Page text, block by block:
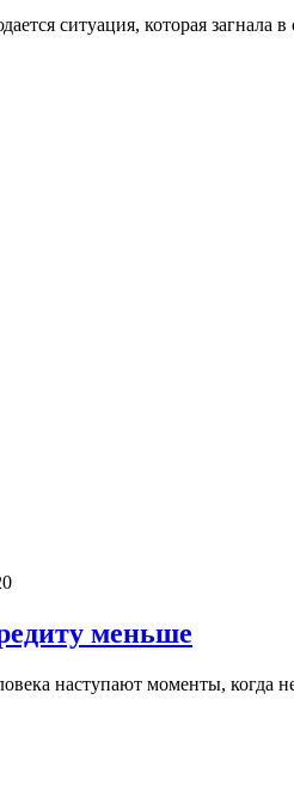
ситуация, которая загнала
меньше
наступают моменты, когда